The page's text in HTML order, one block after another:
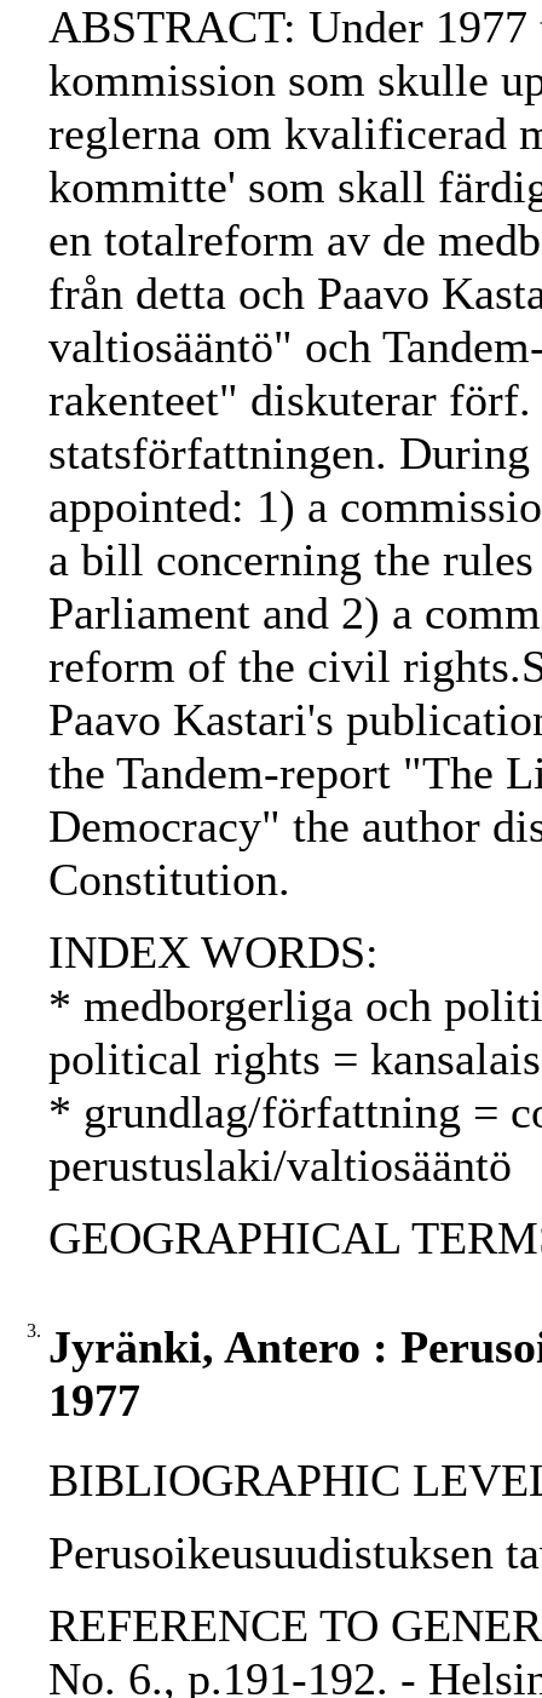
ABSTRACT: Under
kommission som skulle
reglerna om kvalificerad
kommitte' som skall
en totalreform av de
från detta och Paavo
valtiosääntö" och
rakenteet" diskuterar
statsförfattningen.
appointed: 1) a
a bill concerning the
Parliament and 2) a
reform of the civil
Paavo Kastari's
the Tandem-report "The
Democracy" the author
Constitution.
INDEX WORDS:
* medborgerliga och
political rights =
* grundlag/författning =
perustuslaki/valtiosääntö
GEOGRAPHICAL
3. Jyränki, Antero :
1977
BIBLIOGRAPHIC
Perusoikeusuudistuksen
REFERENCE TO
No. 6., p.191-192. -